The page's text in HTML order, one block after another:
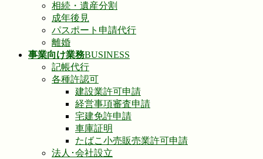
相続・遺産分割
成年後見
パスポート申請代行
離婚
事業向け業務BUSINESS
記帳代行
各種許認可
建設業許可申請
経営事項審査申請
宅建免許申請
車庫証明
たばこ小売販売業許可申請
法人･会社設立